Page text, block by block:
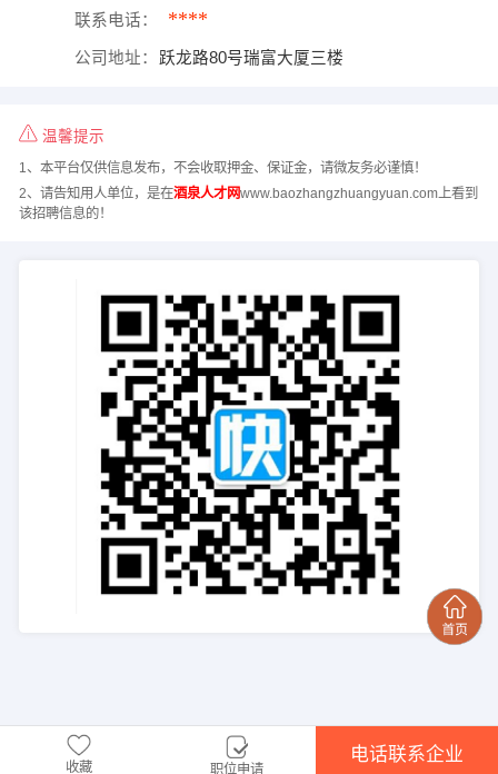
联系电话： ****
公司地址： 跃龙路80号瑞富大厦三楼
温馨提示
1、本平台仅供信息发布，不会收取押金、保证金，请微友务必谨慎！
2、请告知用人单位，是在酒泉人才网www.baozhangzhuangyuan.com上看到
该招聘信息的！
收藏 职位申请
电话联系企业